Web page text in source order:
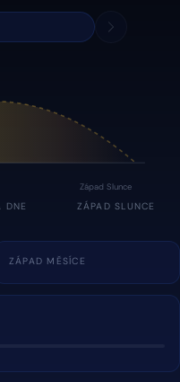
Západ Slunce
DNE ZÁPAD SLUNCE
ZÁPAD MĚSÍCE